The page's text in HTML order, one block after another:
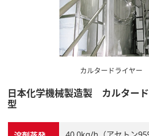
カルタードライヤー
日本化学機械製造製 カルター
型